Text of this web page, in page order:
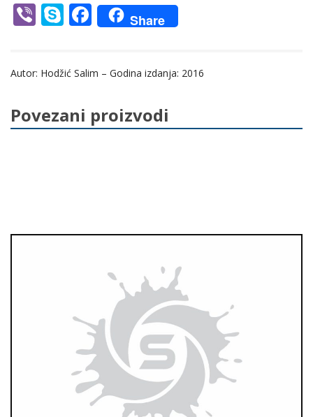
Vi S
p
F
ac
b
o
Share
Autor: Hodžić Salim – Godina izdanja: 2016
Povezani proizvodi